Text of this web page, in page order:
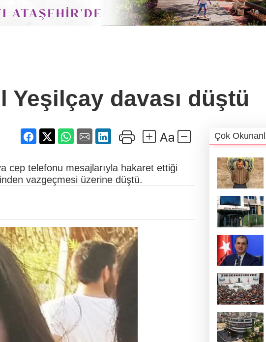
Yeşilçay davası düştü
cep telefonu mesajlarıyla hakaret ettiği
vazgeçmesi üzerine düştü.
Çok